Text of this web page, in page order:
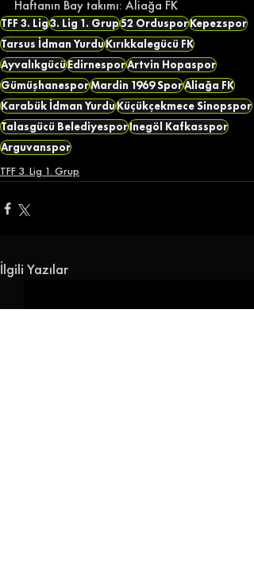
Haftanın Bay takımı: Aliağa FK
TFF 3. Lig3. Lig 1. Grup52 OrdusporKepezspor
Tarsus İdman YurduKırıkkalegücü FK
AyvalıkgücüEdirnesporArtvin Hopaspor
GümüşhanesporMardin 1969 SporAliağa FK
Karabük İdman YurduKüçükçekmece Sinopspor
Talasgücü Belediyesporİnegöl Kafkasspor
Arguvanspor
TFF 3. Lig 1. Grup
İlgili Yazılar